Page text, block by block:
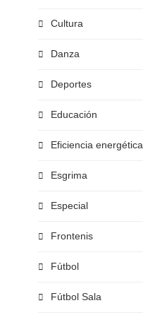
Cultura
Danza
Deportes
Educación
Eficiencia energética
Esgrima
Especial
Frontenis
Fútbol
Fútbol Sala